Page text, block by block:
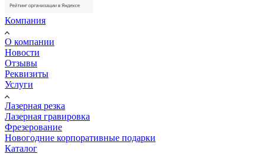
Компания
О компании
Новости
Отзывы
Реквизиты
Услуги
Лазерная резка
Лазерная гравировка
Фрезерование
Новогодние корпоративные подарки
Каталог